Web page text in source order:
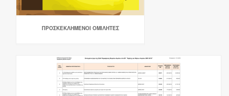
ΠΡΟΣΚΕΚΛΗΜΕΝΟΙ ΟΜΙΛΗΤΕΣ